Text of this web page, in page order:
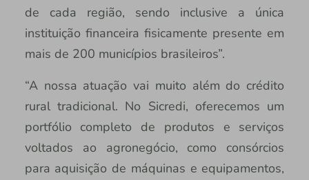
de cada região, sendo inclusive a única
instituição financeira fisicamente presente em
mais de 200 municípios brasileiros”.
“A nossa atuação vai muito além do crédito
rural tradicional. No Sicredi, oferecemos um
portfólio completo de produtos e serviços
voltados ao agronegócio, como consórcios
para aquisição de máquinas e equipamentos,